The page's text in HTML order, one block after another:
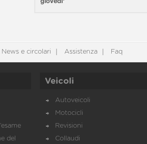
News e circolari Assistenza Faq
del
Veicoli
Autoveicoli
Motocicli
Revisioni
Collaudi